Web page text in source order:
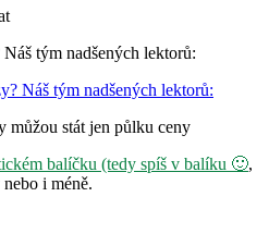
tým nadšených lektorů:
můžou stát jen půlku ceny
balíčku (tedy spíš v balíku 🙂,
i méně.